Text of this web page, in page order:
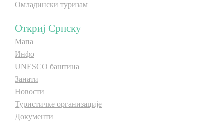
Видео
E-Brochure
Откриј Српску
Омладински туризам
Откриј Српску
Мапа
Инфо
UNESCO баштина
Занати
Новости
Туристичке организације
Документи